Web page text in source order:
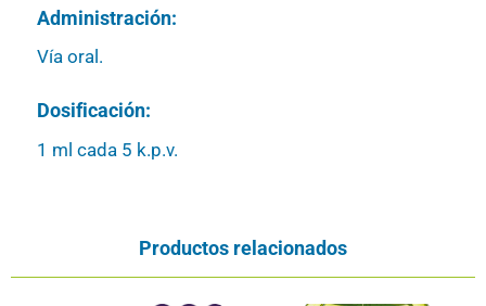
Administración:
Vía oral.
Dosificación:
1 ml cada 5 k.p.v.
Productos relacionados